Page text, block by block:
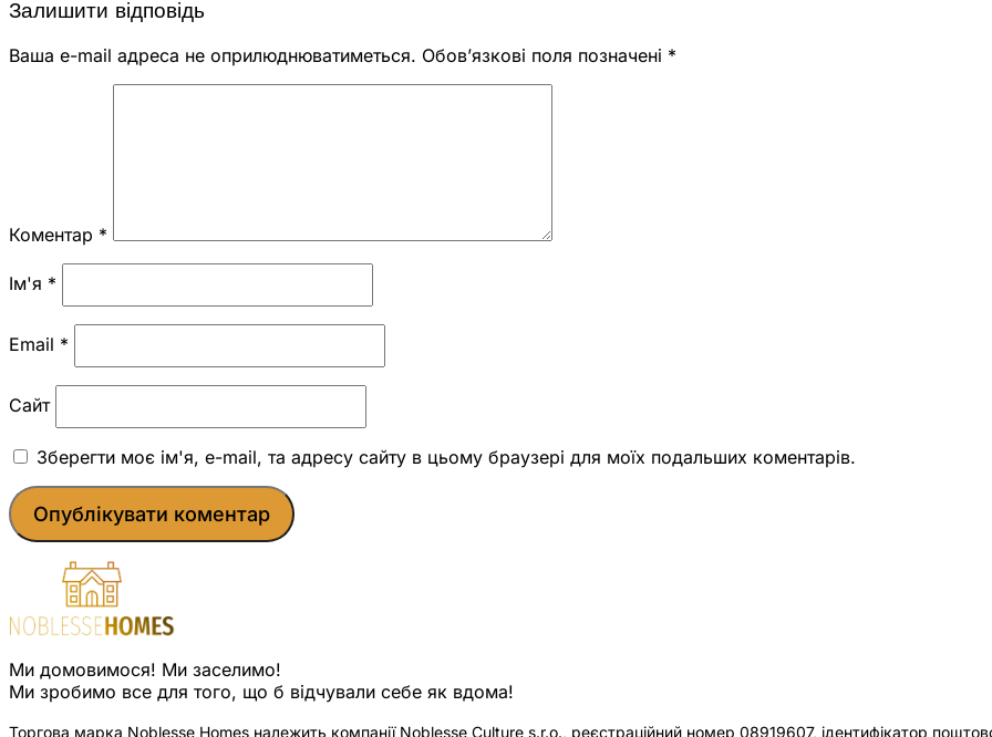
Залишити відповідь
Ваша e-mail адреса не оприлюднюватиметься. Обов’язкові поля позначені *
Коментар *
Ім'я *
Email *
Сайт
Зберегти моє ім'я, e-mail, та адресу сайту в цьому браузері для моїх подальших коментарів.
Ми домовимося! Ми заселимо!
Ми зробимо все для того, що б відчували себе як вдома!
Торгова марка Noblesse Homes належить компанії Noblesse Culture s.r.o., реєстраційний номер 08919607, ідентифікатор